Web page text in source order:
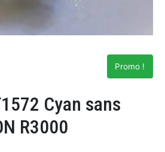
Promo !
Cyan sans
R3000